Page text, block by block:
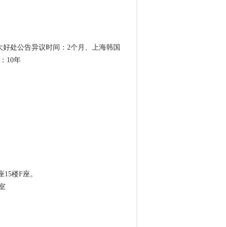
处公告异议时间：2个月、上海韩国
10年
楼F座。